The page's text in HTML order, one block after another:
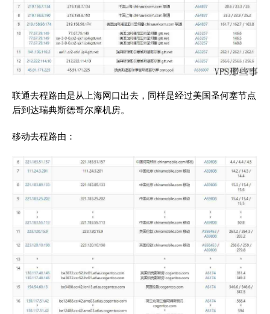
联通去程路由是从上海网口出去，同样是经过美国圣何塞节点
后到达瑞典斯德哥尔摩机房。
移动去程路由：